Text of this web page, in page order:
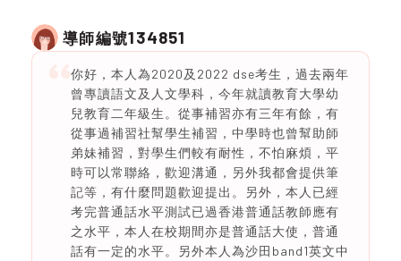
導師編號134851
你好，本人為2020及2022 dse考生，過去兩年
曾專讀語文及人文學科，今年就讀教育大學幼
兒教育二年級生。從事補習亦有三年有餘，有
從事過補習社幫學生補習，中學時也曾幫助師
弟妹補習，對學生們較有耐性，不怕麻煩，平
時可以常聯絡，歡迎溝通，另外我都會提供筆
記等，有什麼問題歡迎提出。另外，本人已經
考完普通話水平測試已過香港普通話教師應有
之水平，本人在校期間亦是普通話大使，普通
話有一定的水平。另外本人為沙田band1英文中